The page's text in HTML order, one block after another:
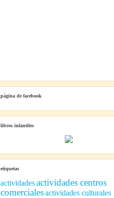
página de facebook
libros infantiles
etiquetas
actividadesactividades centros
comercialesactividades culturales